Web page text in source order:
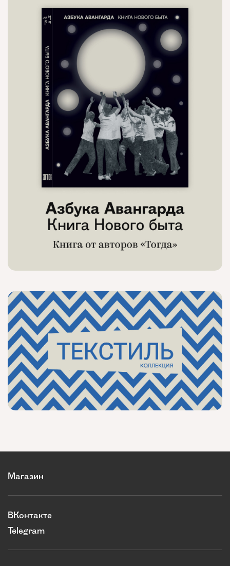
Магазин
ВКонтакте
Telegram